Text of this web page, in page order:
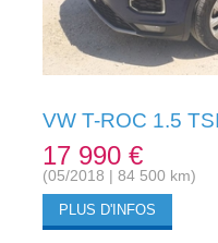
VW T-ROC 1.5
17 990 €
(05/2018 | 84 500 km)
PLUS D'INFOS